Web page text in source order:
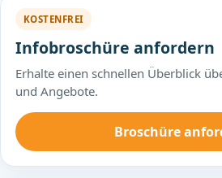
KOSTENFREI
Infobroschüre anfordern
Erhalte einen schnellen Überblick
und Angebote.
Broschüre